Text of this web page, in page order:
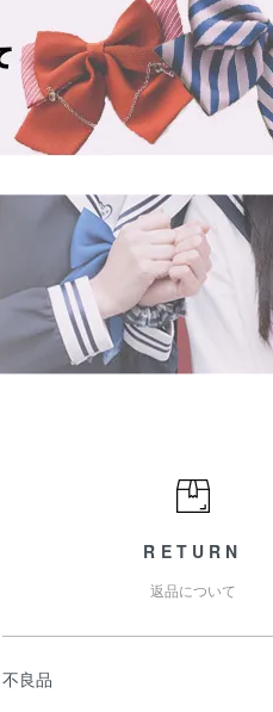
RETURN
返品について
不良品